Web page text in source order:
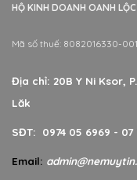
HỘ KINH DOANH OANH LỘC
Mã số thuế: 8082016330-001
Địa chỉ: 20B Y Ni Ksor,
Lăk
SĐT: 0974 05 6969 - 07
Email: